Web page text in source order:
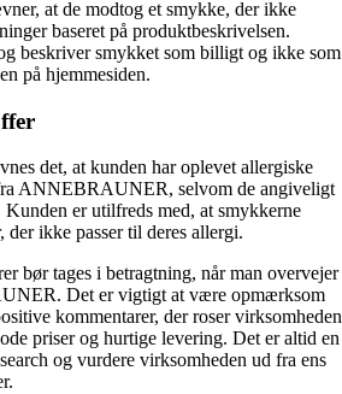
at de modtog et smykke, der ikke
baseret på produktbeskrivelsen.
beskriver smykket som billigt og ikke som
på hjemmesiden.
det, at kunden har oplevet allergiske
ANNEBRAUNER, selvom de angiveligt
er utilfreds med, at smykkerne
ikke passer til deres allergi.
bør tages i betragtning, når man overvejer
Det er vigtigt at være opmærksom
kommentarer, der roser virksomheden
priser og hurtige levering. Det er altid en
og vurdere virksomheden ud fra ens